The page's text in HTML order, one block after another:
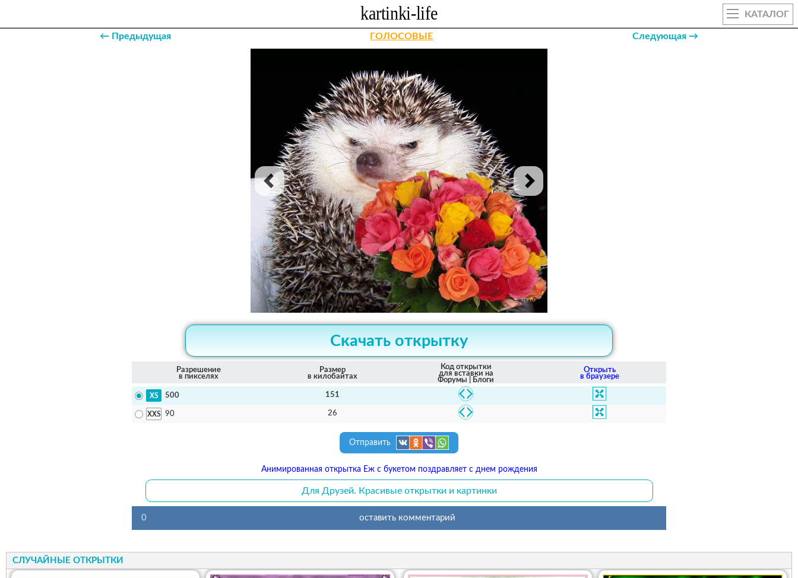
КАТАЛОГ
← Предыдущая ГОЛОСОВЫЕ Следующая →
Скачать открытку
Разрешение
в пикселях
Размер
в килобайтах
Код открытки
для вставки на
Форумы | Блоги
Открыть
в браузере
500 151
90 26
Отправить
Анимированная открытка Еж с букетом поздравляет с днем рождения
Для Друзей. Красивые открытки и картинки
0 оставить комментарий
СЛУЧАЙНЫЕ ОТКРЫТКИ